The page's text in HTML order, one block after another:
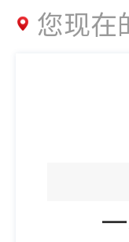
您现在
一